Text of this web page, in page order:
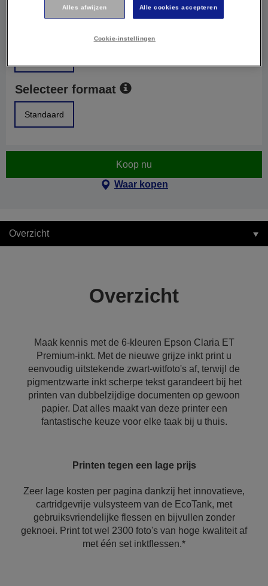
Selecteer verpakking
Selecteer formaat
Standaard
Koop nu
Waar kopen
Overzicht
Overzicht
Maak kennis met de 6-kleuren Epson Claria ET
Premium-inkt. Met de nieuwe grijze inkt print u
eenvoudig uitstekende zwart-witfoto's af, terwijl de
pigmentzwarte inkt scherpe tekst garandeert bij het
printen van dubbelzijdige documenten op gewoon
papier. Dat alles maakt van deze printer een
fantastische keuze voor elke taak bij u thuis.
Printen tegen een lage prijs
Zeer lage kosten per pagina dankzij het innovatieve,
cartridgevrije vulsysteem van de EcoTank, met
gebruiksvriendelijke flessen en bijvullen zonder
geknoei. Print tot wel 2300 foto's van hoge kwaliteit af
met één set inktflessen.*
Alles afwijzen Alle cookies accepteren
Cookie-instellingen